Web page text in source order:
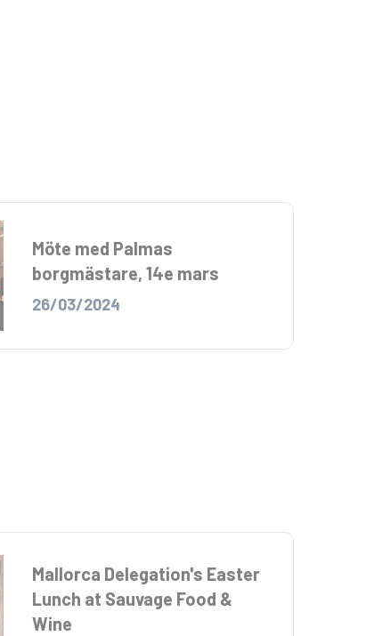
Möte med Palmas
borgmästare, 14e mars
26/03/2024
Mallorca Delegation's Easter
Lunch at Sauvage Food &
Wine